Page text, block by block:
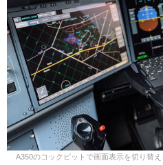
A350のコックピットで画面表示を切り替